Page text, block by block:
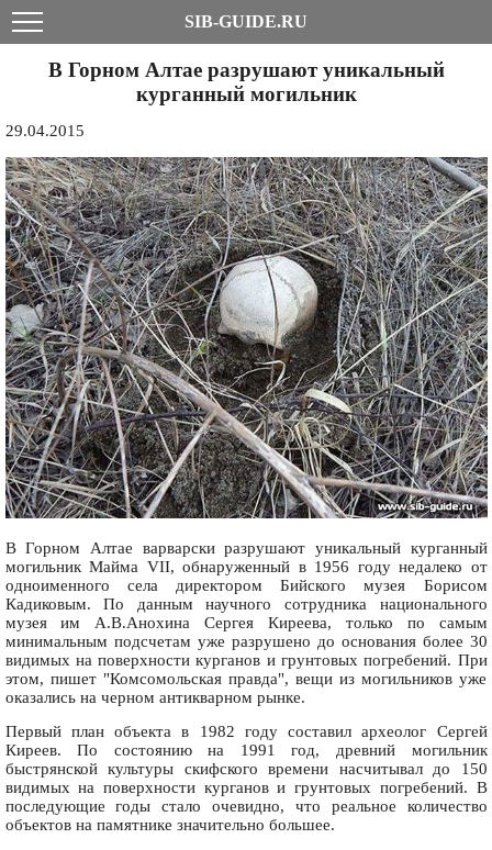
SIB-GUIDE.RU
В Горном Алтае разрушают уникальный
курганный могильник
29.04.2015
В Горном Алтае варварски разрушают уникальный курганный
могильник Майма VII, обнаруженный в 1956 году недалеко от
одноименного села директором Бийского музея Борисом
Кадиковым. По данным научного сотрудника национального
музея им А.В.Анохина Сергея Киреева, только по самым
минимальным подсчетам уже разрушено до основания более 30
видимых на поверхности курганов и грунтовых погребений. При
этом, пишет "Комсомольская правда", вещи из могильников уже
оказались на черном антикварном рынке.
Первый план объекта в 1982 году составил археолог Сергей
Киреев. По состоянию на 1991 год, древний могильник
быстрянской культуры скифского времени насчитывал до 150
видимых на поверхности курганов и грунтовых погребений. В
последующие годы стало очевидно, что реальное количество
объектов на памятнике значительно большее.